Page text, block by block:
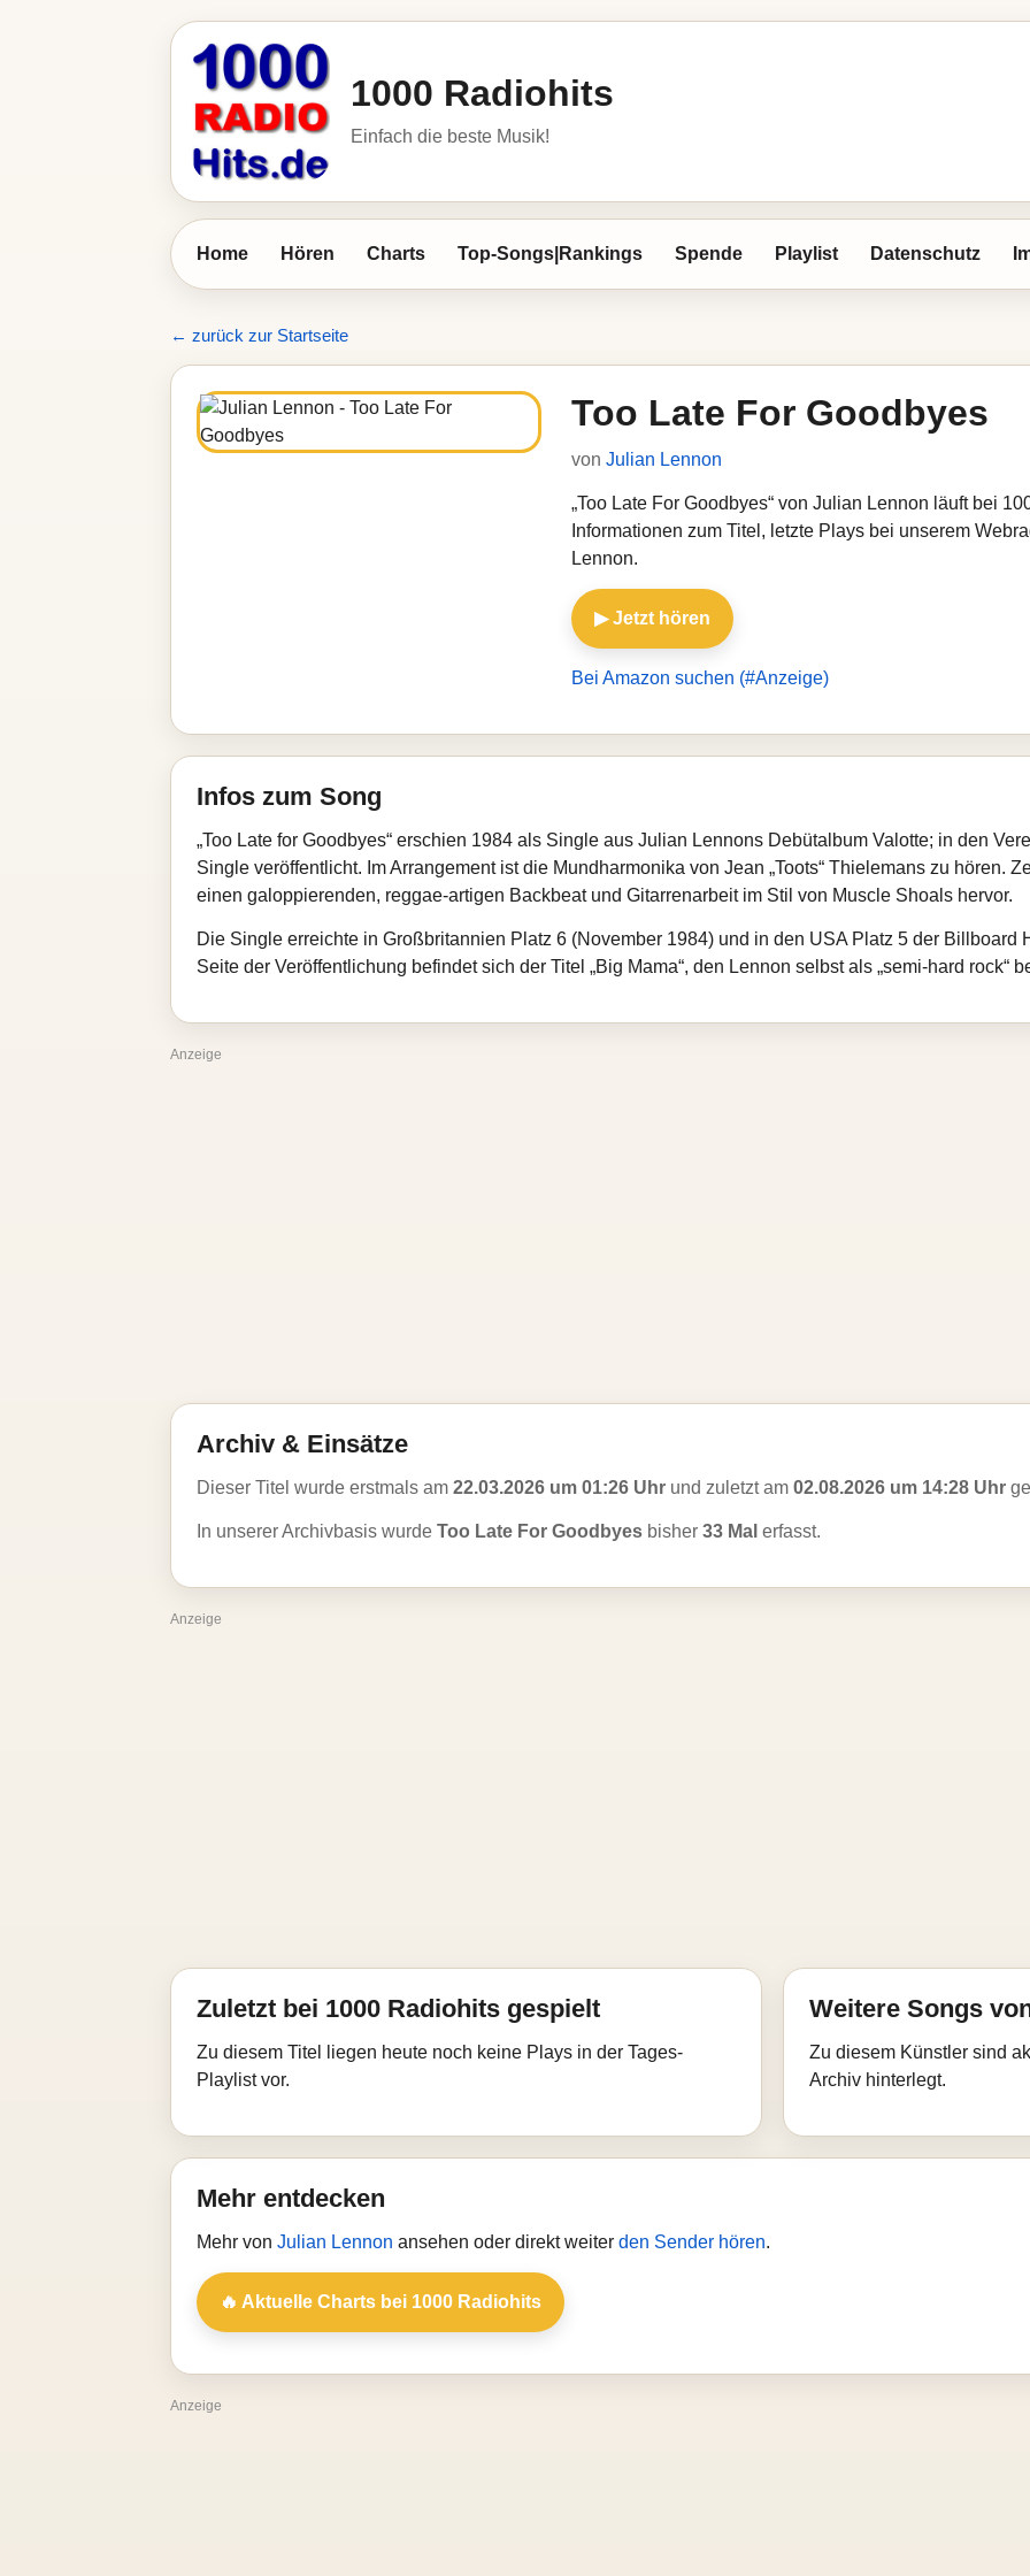
1000 Radiohits
Einfach die beste Musik!
Home Hören Charts Top-Songs|Rankings Spende Playlist Datenschutz
← zurück zur Startseite
Too Late For Goodbyes
von Julian Lennon
„Too Late For Goodbyes“ von Julian Lennon läuft bei
Informationen zum Titel, letzte Plays bei unserem
Lennon.
▶ Jetzt hören
Bei Amazon suchen (#Anzeige)
Infos zum Song
„Too Late for Goodbyes“ erschien 1984 als Single aus Julian Lennons Debütalbum Valotte; in den
Single veröffentlicht. Im Arrangement ist die Mundharmonika von Jean „Toots“ Thielemans zu hören.
einen galoppierenden, reggae-artigen Backbeat und Gitarrenarbeit im Stil von Muscle Shoals hervor.
Die Single erreichte in Großbritannien Platz 6 (November 1984) und in den USA Platz 5 der Billboard
Seite der Veröffentlichung befindet sich der Titel „Big Mama“, den Lennon selbst als „semi-hard rock“
Anzeige
Archiv & Einsätze
Dieser Titel wurde erstmals am 22.03.2026 um 01:26 Uhr und zuletzt am 02.08.2026 um 14:28 Uhr
In unserer Archivbasis wurde Too Late For Goodbyes bisher 33 Mal erfasst.
Anzeige
Zuletzt bei 1000 Radiohits gespielt
Zu diesem Titel liegen heute noch keine Plays in der Tages-
Playlist vor.
Weitere Songs
Zu diesem Künstler sind
Archiv hinterlegt.
Mehr entdecken
Mehr von Julian Lennon ansehen oder direkt weiter den Sender hören.
🔥 Aktuelle Charts bei 1000 Radiohits
Anzeige